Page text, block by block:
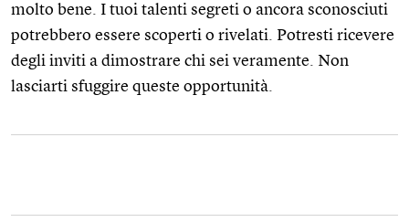
molto bene. I tuoi talenti segreti o ancora sconosciuti
potrebbero essere scoperti o rivelati. Potresti ricevere
degli inviti a dimostrare chi sei veramente. Non
lasciarti sfuggire queste opportunità.